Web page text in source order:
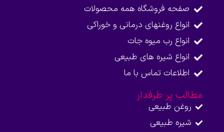
صفحه فروشگاه همه محصولات​
انواع روغنهای درمانی و خوراکی
انواع رب میوه جات
انواع شیره های طبیعی
اطلاعات تماس با ما​
مطالب پر طرفدار
روغن طبیعی
شیره طبیعی